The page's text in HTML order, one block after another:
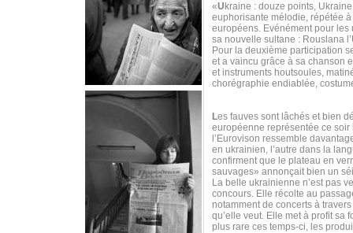
«U kraine : douze points,
euphorisante mélodie, répétée
européens. Evénément pour les
sa nouvelle sultane : Rouslana
Pour la deuxième participation
et a vaincu grâce à sa chanson
et instruments houtsoules,
chorégraphie endiablée,
Les fauves sont lâchés et bien
européenne représentée ce
l’Eurovison ressemble
en ukrainien, l’autre dans la
confirment que le plateau en
sauvages» annonçait bien un
La belle ukrainienne n’est pas
concours. Elle récolte au
notamment de concerts à
qu’elle veut. Elle met à profit sa
plus rare ces temps-ci, les